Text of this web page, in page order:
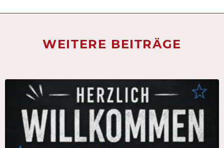
WEITERE BEITRÄGE